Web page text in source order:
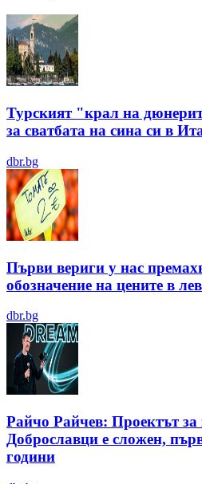
Турският "крал на
за сватбата на сина си в
dbr.bg
Първи вериги у нас
обозначение на цените в
dbr.bg
Райчо Райчев: Проектът за
Доброславци е сложен,
години